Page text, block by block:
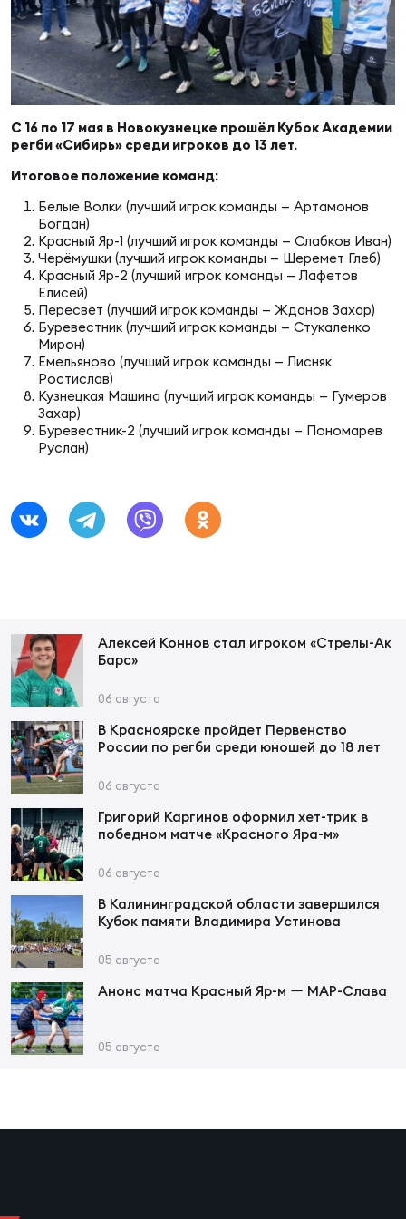
Регионы
Сборные
Магазин
Контакты
С 16 по 17 мая в Новокузнецке прошёл Кубок Академии
регби «Сибирь» среди игроков до 13 лет.
Итоговое положение команд:
Белые Волки (лучший игрок команды — Артамонов
Богдан)
Красный Яр-1 (лучший игрок команды — Слабков Иван)
Черёмушки (лучший игрок команды — Шеремет Глеб)
Красный Яр-2 (лучший игрок команды — Лафетов
Елисей)
Пересвет (лучший игрок команды — Жданов Захар)
Буревестник (лучший игрок команды — Стукаленко
Мирон)
Емельяново (лучший игрок команды — Лисняк
Ростислав)
Кузнецкая Машина (лучший игрок команды — Гумеров
Захар)
Буревестник-2 (лучший игрок команды — Пономарев
Руслан)
Алексей Коннов стал игроком «Стрелы-Ак
Барс»
06 августа
В Красноярске пройдет Первенство
России по регби среди юношей до 18 лет
06 августа
Григорий Каргинов оформил хет-трик в
победном матче «Красного Яра-м»
06 августа
В Калининградской области завершился
Кубок памяти Владимира Устинова
05 августа
Анонс матча Красный Яр-м ー МАР-Слава
05 августа
ОТПРАВИТЬ